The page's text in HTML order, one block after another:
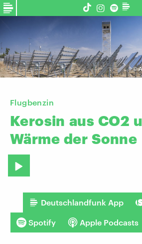
©
Flugbenzin
Kerosin aus CO2
Wärme der Sonne
Deutschlandfunk App
Spotify Apple Podcasts